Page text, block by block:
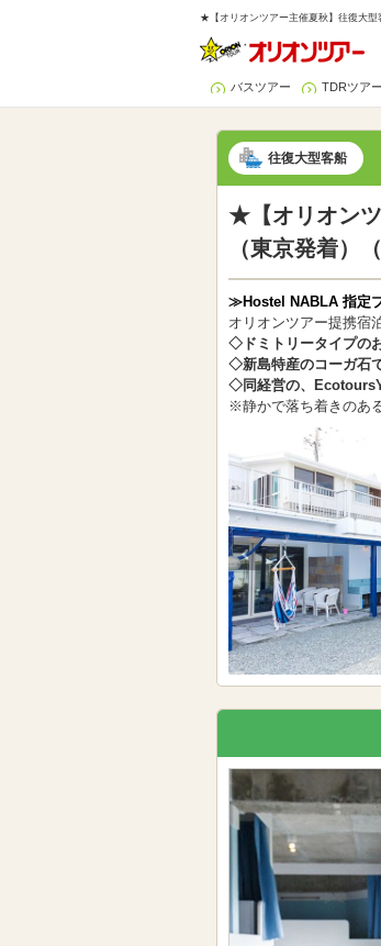
★【オリオンツアー主催夏秋】往復大
バスツアー TDRツアー
往復大型客船
★【オリオン
（東京発着）
≫Hostel NABLA 指定
オリオンツアー提携宿
◇ドミトリータイプの
◇新島特産のコーガ石
◇同経営の、
※静かで落ち着きのあ